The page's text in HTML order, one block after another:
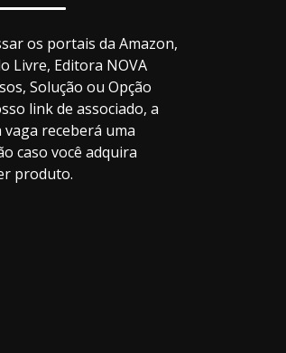
os portais da Amazon,
Livre, Editora NOVA
Solução ou Opção
link de associado, a
vaga receberá uma
caso você adquira
produto.